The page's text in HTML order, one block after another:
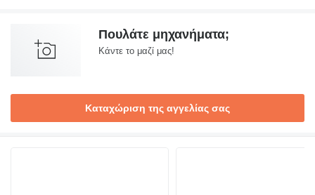
Πουλάτε μηχανήματα;
Κάντε το μαζί μας!
Καταχώριση της αγγελίας σας